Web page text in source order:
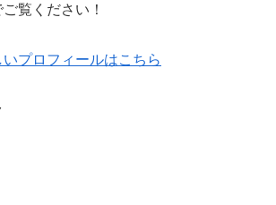
覧ください！
プロフィールはこちら